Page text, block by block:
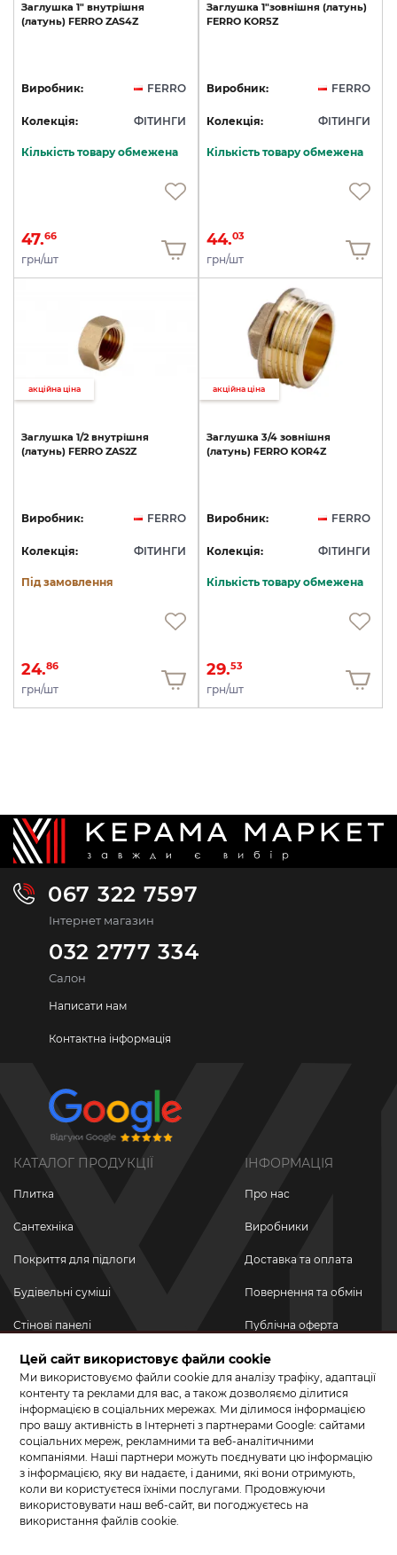
Заглушка 1" внутрішня
(латунь) FERRO ZAS4Z
Виробник: FERRO
Колекція: ФІТИНГИ
Кількість товару обмежена
47.66
грн/шт
Заглушка 1"зовнішня (латунь)
FERRO KOR5Z
Виробник: FERRO
Колекція: ФІТИНГИ
Кількість товару обмежена
44.03
грн/шт
акційна ціна
Заглушка 1/2 внутрішня
(латунь) FERRO ZAS2Z
Виробник: FERRO
Колекція: ФІТИНГИ
Під замовлення
24.86
грн/шт
акційна ціна
Заглушка 3/4 зовнішня
(латунь) FERRO KOR4Z
Виробник: FERRO
Колекція: ФІТИНГИ
Кількість товару обмежена
29.53
грн/шт
067 322 7597
Інтернет магазин
032 2777 334
Салон
Написати нам
Контактна інформація
КАТАЛОГ ПРОДУКЦІЇ
Плитка
Сантехніка
Покриття для підлоги
Будівельні суміші
Стінові панелі
Новинки
Акційні товари
Акції/Знижки
ІНФОРМАЦІЯ
Про нас
Виробники
Доставка та оплата
Повернення та обмін
Публічна оферта
Політика
конфіденційності
ПРИЄДНУЙТЕСЬ ДО НАС У СОЦМЕРЕЖАХ
Цей сайт використовує файли cookie
Ми використовуємо файли cookie для аналізу трафіку, адаптації
контенту та реклами для вас, а також дозволяємо ділитися
інформацією в соціальних мережах. Ми ділимося інформацією
про вашу активність в Інтернеті з партнерами Google: сайтами
соціальних мереж, рекламними та веб-аналітичними
компаніями. Наші партнери можуть поєднувати цю інформацію
з інформацією, яку ви надаєте, і даними, які вони отримують,
коли ви користуєтеся їхніми послугами. Продовжуючи
використовувати наш веб-сайт, ви погоджуєтесь на
використання файлів cookie.